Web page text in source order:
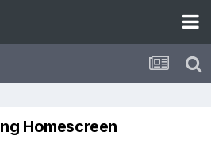
Homescreen